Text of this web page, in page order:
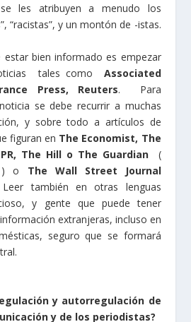
les atribuyen a menudo los
“racistas”, y un montón de -istas.
bien informado es empezar
tales como Associated
Press, Reuters. Para
se debe recurrir a muchas
y sobre todo a artículos de
figuran en The Economist, The
The Hill o The Guardian(
) o The Wall Street Journal
Leer también en otras lenguas
y gente que puede tener
extranjeras, incluso en
seguro que se formará
y autorregulación de
y de los periodistas?